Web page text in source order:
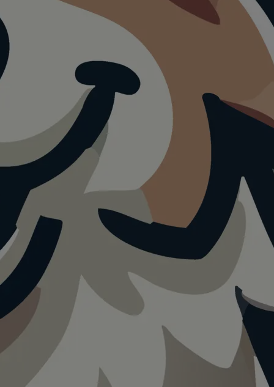
Visualisierung · KI
In App speichern